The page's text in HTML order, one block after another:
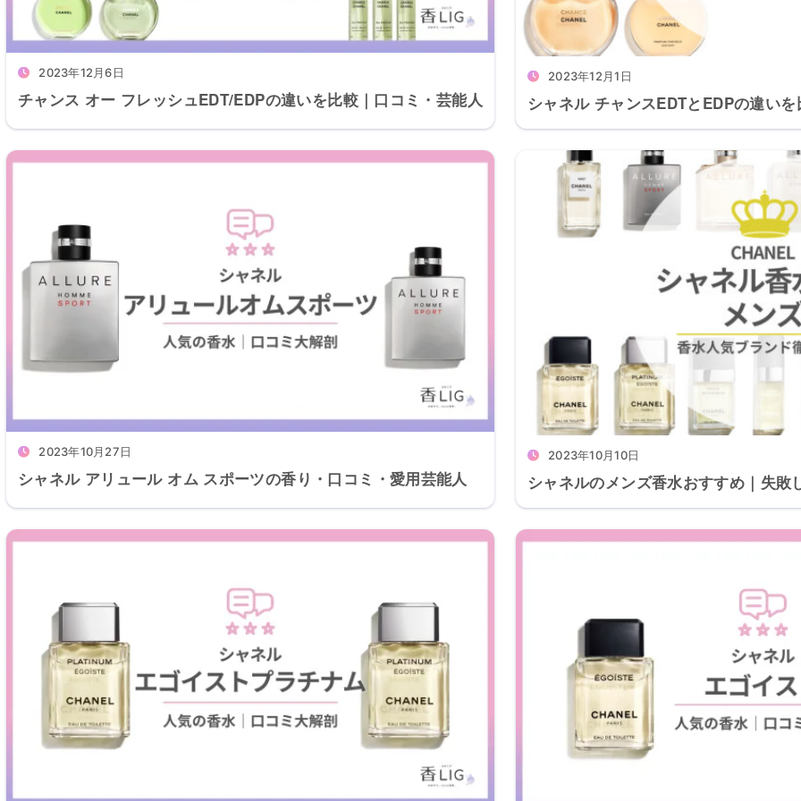
2023年12月6日
チャンス オー フレッシュEDT/EDPの違いを比較｜口コミ・芸能人
2023年12月1日
シャネル チャンスEDTとEDPの違い
2023年10月27日
シャネル アリュール オム スポーツの香り・口コミ・愛用芸能人
2023年10月10日
シャネルのメンズ香水おすすめ｜失敗